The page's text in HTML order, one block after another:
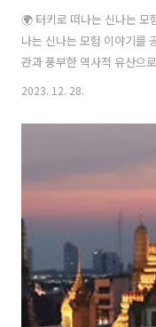
🌍 터키로 떠나는 신나는 모
나는 신나는 모험 이야기를
관과 풍부한 역사적 유산으
에서의 모험을 함께 살펴보
위치한 아야 소피아는 터키
소피아는 6세기에 건립된
크로 사용되었습니다. 그런
서 역사적인 가치를 느낄 수
역사와 문화를 느낄 수 있을
있습니다. 🌊..
2023. 12. 28.